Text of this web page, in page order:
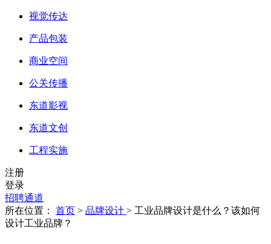
视觉传达
产品包装
商业空间
公关传播
东道影视
东道文创
工程实施
注册
登录
招聘通道
所在位置： 首页 > 品牌设计 > 工业品牌设计是什么？该如何
设计工业品牌？